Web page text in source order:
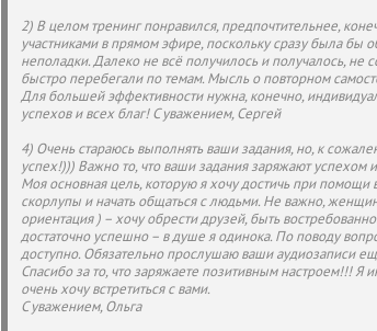
2) В целом тренинг понравился, предпочтительнее,
участниками в прямом эфире, поскольку сразу была бы
неполадки. Далеко не всё получилось и получалось, не
быстро перебегали по темам. Мысль о повторном
Для большей эффективности нужна, конечно,
успехов и всех благ! С уважением, Сергей
4) Очень стараюсь выполнять ваши задания, но, к
успех!))) Важно то, что ваши задания заряжают
Моя основная цель, которую я хочу достичь при помощи
скорлупы и начать общаться с людьми. Не важно,
ориентация ) – хочу обрести друзей, быть
достаточно успешно – в душе я одинока. По поводу
доступно. Обязательно прослушаю ваши аудиозаписи
Спасибо за то, что заряжаете позитивным настроем!!! Я
очень хочу встретиться с вами.
С уважением, Ольга